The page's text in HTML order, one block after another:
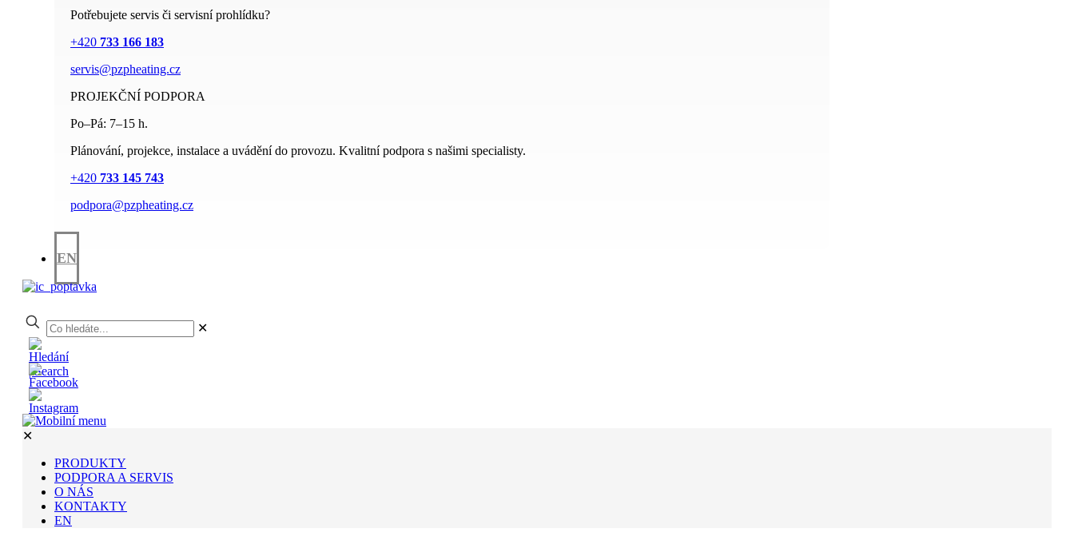
Potřebujete servis či servisní prohlídku?
+420 733 166 183
servis@pzpheating.cz
PROJEKČNÍ PODPORA
Po–Pá: 7–15 h.
Plánování, projekce, instalace a uvádění do provozu. Kvalitní podpora s našimi specialisty.
+420 733 145 743
podpora@pzpheating.cz
EN
✕
✕
PRODUKTY
PODPORA A SERVIS
O NÁS
KONTAKTY
EN